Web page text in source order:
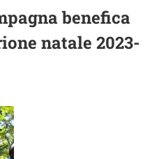
benefica
natale 2023-